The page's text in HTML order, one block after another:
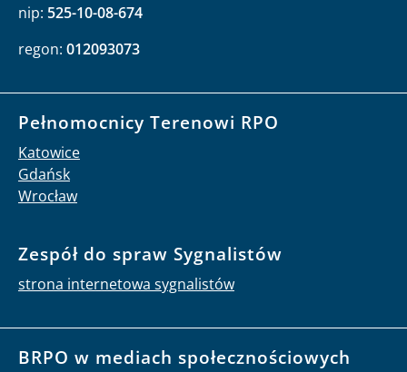
nip: 525-10-08-674
regon: 012093073
Pełnomocnicy Terenowi RPO
Katowice
Gdańsk
Wrocław
Zespół do spraw Sygnalistów
strona internetowa sygnalistów
BRPO w mediach społecznościowych